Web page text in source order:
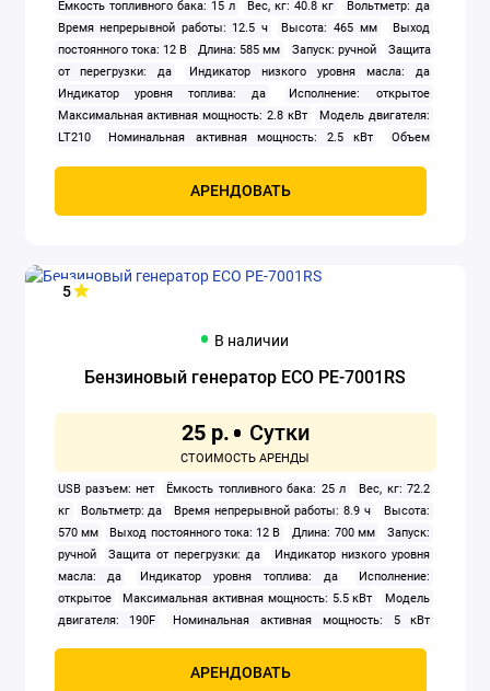
Ёмкость топливного бака: 15 л Вес, кг: 40.8 кг
Вольтметр: да
Время непрерывной работы: 12.5 ч
Высота: 465 мм
Выход
постоянного тока: 12 В
Длина: 585 мм Запуск: ручной
Защита
от перегрузки: да
Индикатор низкого уровня масла: да
Индикатор уровня топлива: да
Исполнение: открытое
Максимальная активная мощность: 2.8 кВт
Модель двигателя:
LT210
Номинальная активная мощность: 2.5 кВт
Объем
двигателя внутреннего сгорания: четырехтактный
АРЕНДОВАТЬ
5
В наличии
Бензиновый генератор ECO PE-7001RS
25 р.
USB разъем: нет Ёмкость топливного бака: 25 л
Вес, кг: 72.2
кг
Вольтметр: да Время непрерывной работы: 8.9 ч
Высота:
570 мм
Выход постоянного тока: 12 В Длина: 700 мм
Запуск:
ручной
Защита от перегрузки: да
Индикатор низкого уровня
масла: да
Индикатор уровня топлива: да
Исполнение:
открытое
Максимальная активная мощность: 5.5 кВт
Модель
двигателя: 190F
Номинальная активная мощность: 5 кВт
Передвижной (переносной): нет
Промышленный: нет
АРЕНДОВАТЬ